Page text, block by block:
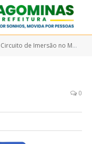
Circuito de Imersão no Mundo TEA acontecerá em Paragominas
0